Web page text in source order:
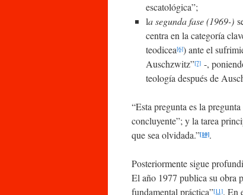
escatológica”;
la segunda fase (1969-)
centra en la categoría
teodicea[6]) ante el
Auschzwitz”[7] -,
teología después de
“Esta pregunta es la
concluyente”; y la tarea
que sea olvidada.”[10].
Posteriormente sigue
El año 1977 publica su obra
fundamental práctica”[11]. En